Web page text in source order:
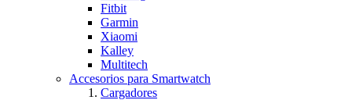
Fitbit
Garmin
Xiaomi
Kalley
Multitech
Accesorios para Smartwatch
Cargadores